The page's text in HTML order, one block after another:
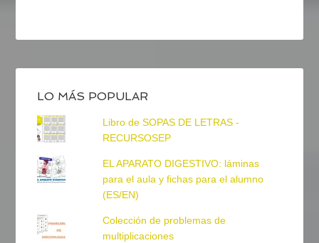
LO MÁS POPULAR
Libro de SOPAS DE LETRAS -
RECURSOSEP
EL APARATO DIGESTIVO: láminas
para el aula y fichas para el alumno
(ES/EN)
Colección de problemas de
multiplicaciones